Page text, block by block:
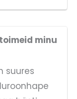
minu
suures